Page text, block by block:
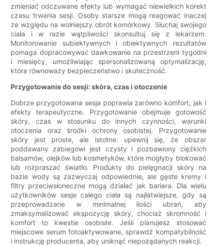
zmieniać odczuwane efekty lub wymagać niewielkich korekt
czasu trwania sesji. Osoby starsze mogą reagować inaczej
ze względu na wolniejszy obrót komórkowy. Słuchaj swojego
ciała i w razie wątpliwości skonsultuj się z lekarzem.
Monitorowanie subiektywnych i obiektywnych rezultatów
pomaga dopracowywać dawkowanie na przestrzeni tygodni
i miesięcy, umożliwiając spersonalizowaną optymalizację,
która równoważy bezpieczeństwo i skuteczność.
Przygotowanie do sesji: skóra, czas i otoczenie
Dobrze przygotowana sesja poprawia zarówno komfort, jak i
efekty terapeutyczne. Przygotowanie obejmuje gotowość
skóry, czas w stosunku do innych czynności, warunki
otoczenia oraz środki ochrony osobistej. Przygotowanie
skóry jest proste, ale istotne: upewnij się, że obszar
poddawany zabiegowi jest czysty i pozbawiony ciężkich
balsamów, olejków lub kosmetyków, które mogłyby blokować
lub rozpraszać światło. Produkty do pielęgnacji skóry na
bazie wody są zazwyczaj odpowiednie, ale gęste kremy i
filtry przeciwsłoneczne mogą działać jak bariera. Dla wielu
użytkowników sesje całego ciała są najłatwiejsze, gdy są
przeprowadzane w minimalnej ilości ubrań, aby
zmaksymalizować ekspozycję skóry, chociaż skromność i
komfort to kwestie osobiste. Jeśli planujesz stosować
miejscowe serum fotoaktywowane, sprawdź kompatybilność
i instrukcję producenta, aby uniknąć niepożądanych reakcji.